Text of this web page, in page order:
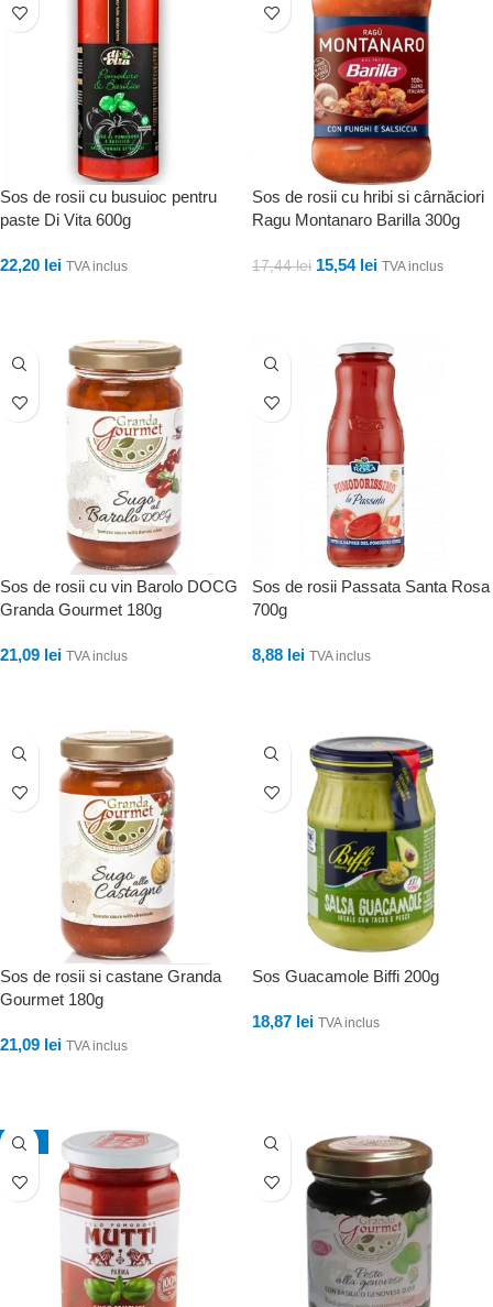
Sos de rosii cu busuioc pentru
paste Di Vita 600g
22,20 lei TVA inclus
Sos de rosii cu hribi si cârnăciori
Ragu Montanaro Barilla 300g
17,44lei 15,54 lei TVA inclus
Sos de rosii cu vin Barolo DOCG
Granda Gourmet 180g
21,09 lei TVA inclus
Sos de rosii Passata Santa Rosa
700g
8,88 lei TVA inclus
Sos de rosii si castane Granda
Gourmet 180g
21,09 lei TVA inclus
Sos Guacamole Biffi 200g
18,87 lei TVA inclus
-10%